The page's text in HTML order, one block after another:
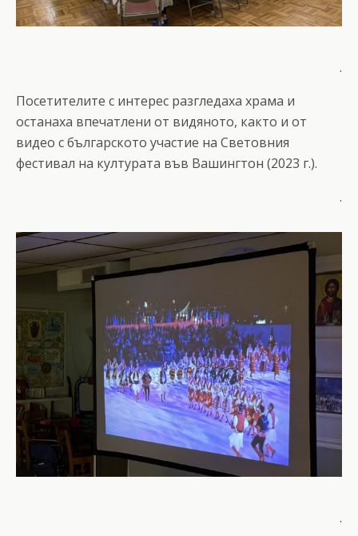
.
Посетителите с интерес разгледаха храма и
останаха впечатлени от видяното, както и от
видео с българското участие на Световния
фестивал на културата във Вашингтон (2023 г.).
.
.